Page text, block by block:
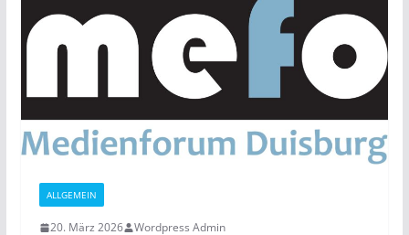
ALLGEMEIN
20. März 2026 Wordpress Admin